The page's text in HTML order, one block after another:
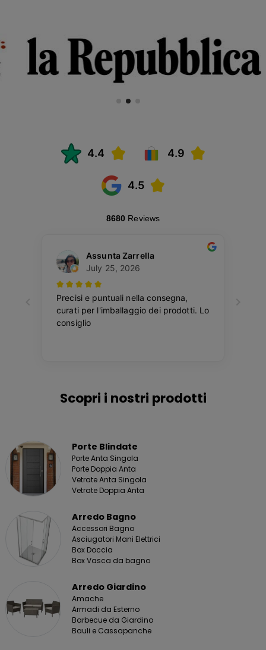
Scopri i nostri prodotti
Porte Blindate
Porte Anta Singola
Porte Doppia Anta
Vetrate Anta Singola
Vetrate Doppia Anta
Arredo Bagno
Accessori Bagno
Asciugatori Mani Elettrici
Box Doccia
Box Vasca da bagno
Arredo Giardino
Amache
Armadi da Esterno
Barbecue da Giardino
Bauli e Cassapanche